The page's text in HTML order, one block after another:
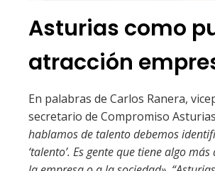
Asturias como
atracción
En palabras de Carlos Ranera,
secretario de Compromiso
hablamos de talento debemos
‘talento’. Es gente que tiene algo